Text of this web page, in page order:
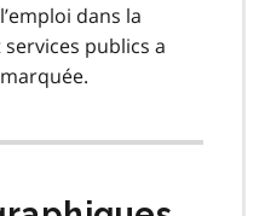
dans la
publics a